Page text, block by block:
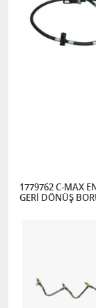
1779762 C-MAX
GERİ DÖNÜŞ